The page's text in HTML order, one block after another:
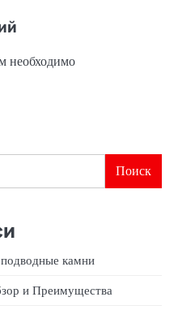
необходимо
Поиск
камни
и Преимущества